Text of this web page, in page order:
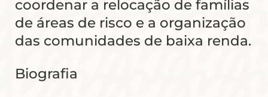
coordenar a relocação de famílias
de áreas de risco e a organização
das comunidades de baixa renda.
Biografia